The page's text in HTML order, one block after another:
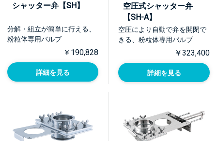
シャッター弁【SH】
分解・組立が簡単に行える、
粉粒体専用バルブ
￥190,828
詳細を見る
空圧式シャッター弁
【SH-A】
空圧により自動で弁を開閉で
きる、粉粒体専用バルブ
￥323,400
詳細を見る